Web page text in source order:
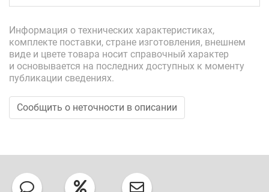
Информация о технических характеристиках,
комплекте поставки, стране изготовления, внешнем
виде и цвете товара носит справочный характер
и основывается на последних доступных к моменту
публикации сведениях.
Сообщить о неточности в описании